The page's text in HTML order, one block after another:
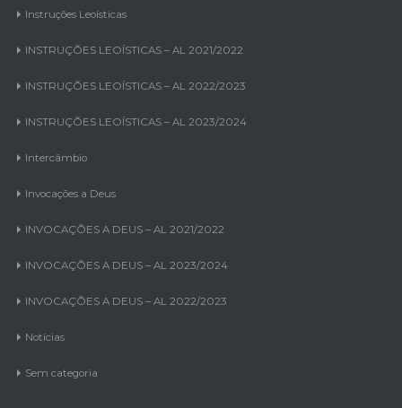
Instruções Leoísticas
INSTRUÇÕES LEOÍSTICAS – AL 2021/2022
INSTRUÇÕES LEOÍSTICAS – AL 2022/2023
INSTRUÇÕES LEOÍSTICAS – AL 2023/2024
Intercâmbio
Invocações a Deus
INVOCAÇÕES A DEUS – AL 2021/2022
INVOCAÇÕES A DEUS – AL 2023/2024
INVOCAÇÕES A DEUS – AL 2022/2023
Notícias
Sem categoria